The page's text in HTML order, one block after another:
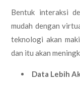
Bentuk interaksi
mudah dengan
teknologi akan
dan itu akan
Data Lebih